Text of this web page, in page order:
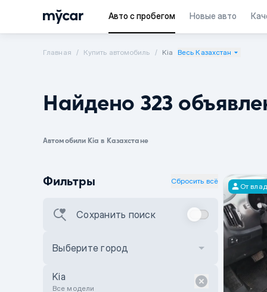
Авто с пробегом Новые авто
Главная Купить автомобиль Kia Весь Казахстан
Найдено 323
Автомобили Kia в Казахстане
Фильтры Сбросить всё
Сохранить поиск
Выберите город
Kia
Все модели
От